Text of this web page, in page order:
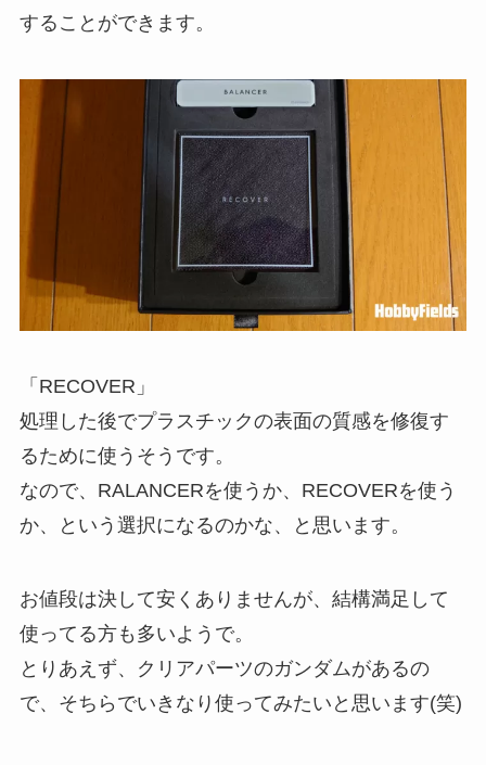
することができます。
「RECOVER」
処理した後でプラスチックの表面の質感を修復す
るために使うそうです。
なので、RALANCERを使うか、RECOVERを使う
か、という選択になるのかな、と思います。
お値段は決して安くありませんが、結構満足して
使ってる方も多いようで。
とりあえず、クリアパーツのガンダムがあるの
で、そちらでいきなり使ってみたいと思います(笑)